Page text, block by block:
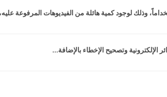
وذلك لوجود كمية هائلة من الفيديوهات المرفوعة